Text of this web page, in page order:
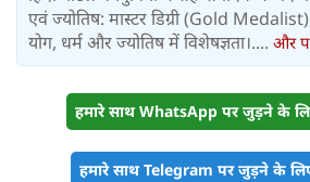
एवं ज्योतिष: मास्टर डिग्री (Gold Medalist),
योग, धर्म और ज्योतिष में विशेषज्ञता।.... और
हमारे साथ WhatsApp पर जुड़ने के
हमारे साथ Telegram पर जुड़ने के